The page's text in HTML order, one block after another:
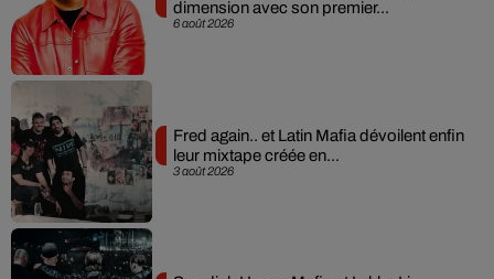
6 août 2026
dimension avec son premier...
3 août 2026
Fred again.. et Latin Mafia dévoilent enfin
leur mixtape créée en...